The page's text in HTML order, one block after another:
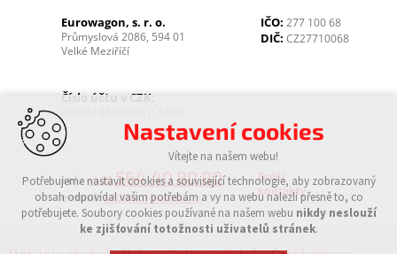
Eurowagon, s. r. o.
Průmyslová 2086, 594 01
Velké Meziříčí
IČO: 277 100 68
DIČ: CZ27710068
Číslo účtu v CZK:
tel.: +420564 40 80 80
e-mail:info@eurowagon.cz
Další
kontakty
Nastavení cookies
Vítejte na našem webu!
Potřebujeme nastavit cookies a související technologie, aby zobrazovaný
obsah odpovídal vašim potřebám a vy na webu nalezli přesně to, co
potřebujete. Soubory cookies používané na našem webu nikdy neslouží
ke zjišťování totožnosti uživatelů stránek.